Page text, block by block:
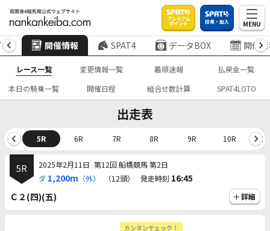
プレミアム
ポイント 投票・加入 MENU
開催情報 SPAT4 データBOX 開催
レース一覧 変更情報一覧 着順速報
払戻金一覧
本日の騎乗一覧
開催日程 組合せ数計算 SPAT4LOTO
出走表
5R 6R 7R 8R 9R 10R
5R 2025年2月11日 第12回 船橋競馬 第2日
ダ 1,200m （外） （12頭） 発走時刻 16:45
Ｃ２(四)(五)
詳細
カンタンチェック！